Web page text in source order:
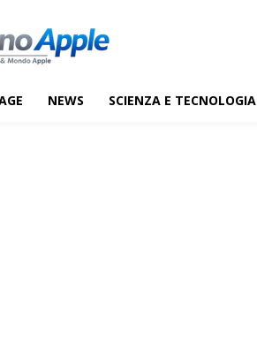
NEWS SCIENZA E TECNOLOGIA